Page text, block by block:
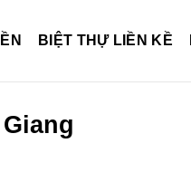
BIỆT THỰ LIỀN KỀ